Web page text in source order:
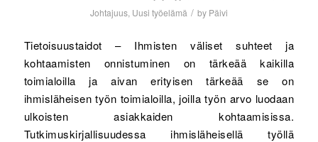
Johtajuus, Uusi työelämä / by Päivi
Tietoisuustaidot – Ihmisten väliset suhteet ja
kohtaamisten onnistuminen on tärkeää kaikilla
toimialoilla ja aivan erityisen tärkeää se on
ihmisläheisen työn toimialoilla, joilla työn arvo luodaan
ulkoisten asiakkaiden kohtaamisissa.
Tutkimuskirjallisuudessa ihmisläheisellä työllä